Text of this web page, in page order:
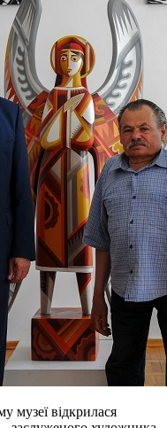
музеї відкрилася